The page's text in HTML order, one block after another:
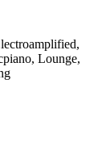
Lounge,